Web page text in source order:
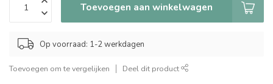
Toevoegen aan winkelwagen
Op voorraad: 1-2 werkdagen
Toevoegen om te vergelijken Deel dit product